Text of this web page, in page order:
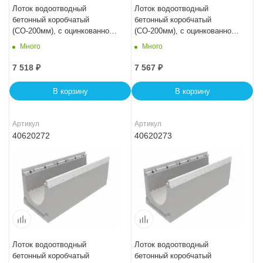
Лоток водоотводный
бетонный коробчатый
(СО-200мм), с оцинкованной
насадкой, с водосливом КUв
V, № 0
Много
7 518 ₽
В корзину
Лоток водоотводный
бетонный коробчатый
(СО-200мм), с оцинкованной
насадкой, с водосливом КUв
№ 5-0
Много
7 567 ₽
В корзину
Артикул
40620272
Лоток водоотводный
бетонный коробчатый
Артикул
40620273
Лоток водоотводный
бетонный коробчатый